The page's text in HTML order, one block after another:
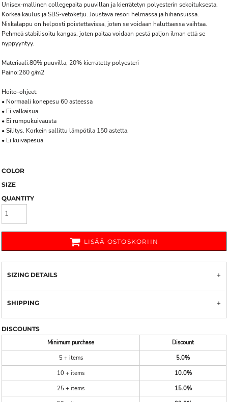
Unisex-mallinen collegepaita puuvillan ja kierrätetyn polyesterin sekoituksesta.
Korkea kaulus ja SBS-vetoketju. Joustava resori helmassa ja hihansuissa.
Niskalappu on helposti poistettavissa, joten se voidaan haluttaessa vaihtaa.
Pehmeä stabilisoitu kangas, joten paitaa voidaan pestä paljon ilman että se
nyppyyntyy.
Materiaali:80% puuvilla, 20% kierrätetty polyesteri
Paino:260 g/m2
Hoito-ohjeet:
• Normaali konepesu 60 asteessa
• Ei valkaisua
• Ei rumpukuivausta
• Silitys. Korkein sallittu lämpötila 150 astetta.
• Ei kuivapesua
COLOR
SIZE
QUANTITY
LISÄÄ OSTOSKORIIN
SIZING DETAILS
SHIPPING
DISCOUNTS
Minimum purchase
Discount
5 + items
5.0%
10 + items
10.0%
25 + items
15.0%